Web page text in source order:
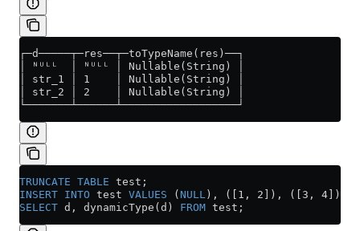
┌─d─────┬─res──┬─toTypeName(res)──┐
│ ᴺᵁᴸᴸ  │ ᴺᵁᴸᴸ │ Nullable(String) │
│ str_1 │ 1    │ Nullable(String) │
│ str_2 │ 2    │ Nullable(String) │
└───────┴──────┴──────────────────┘
TRUNCATE TABLE test;
INSERT INTO test VALUES ( NULL ), ([1, 2]), ([3, 4]);
SELECT d, dynamicType(d) FROM test;